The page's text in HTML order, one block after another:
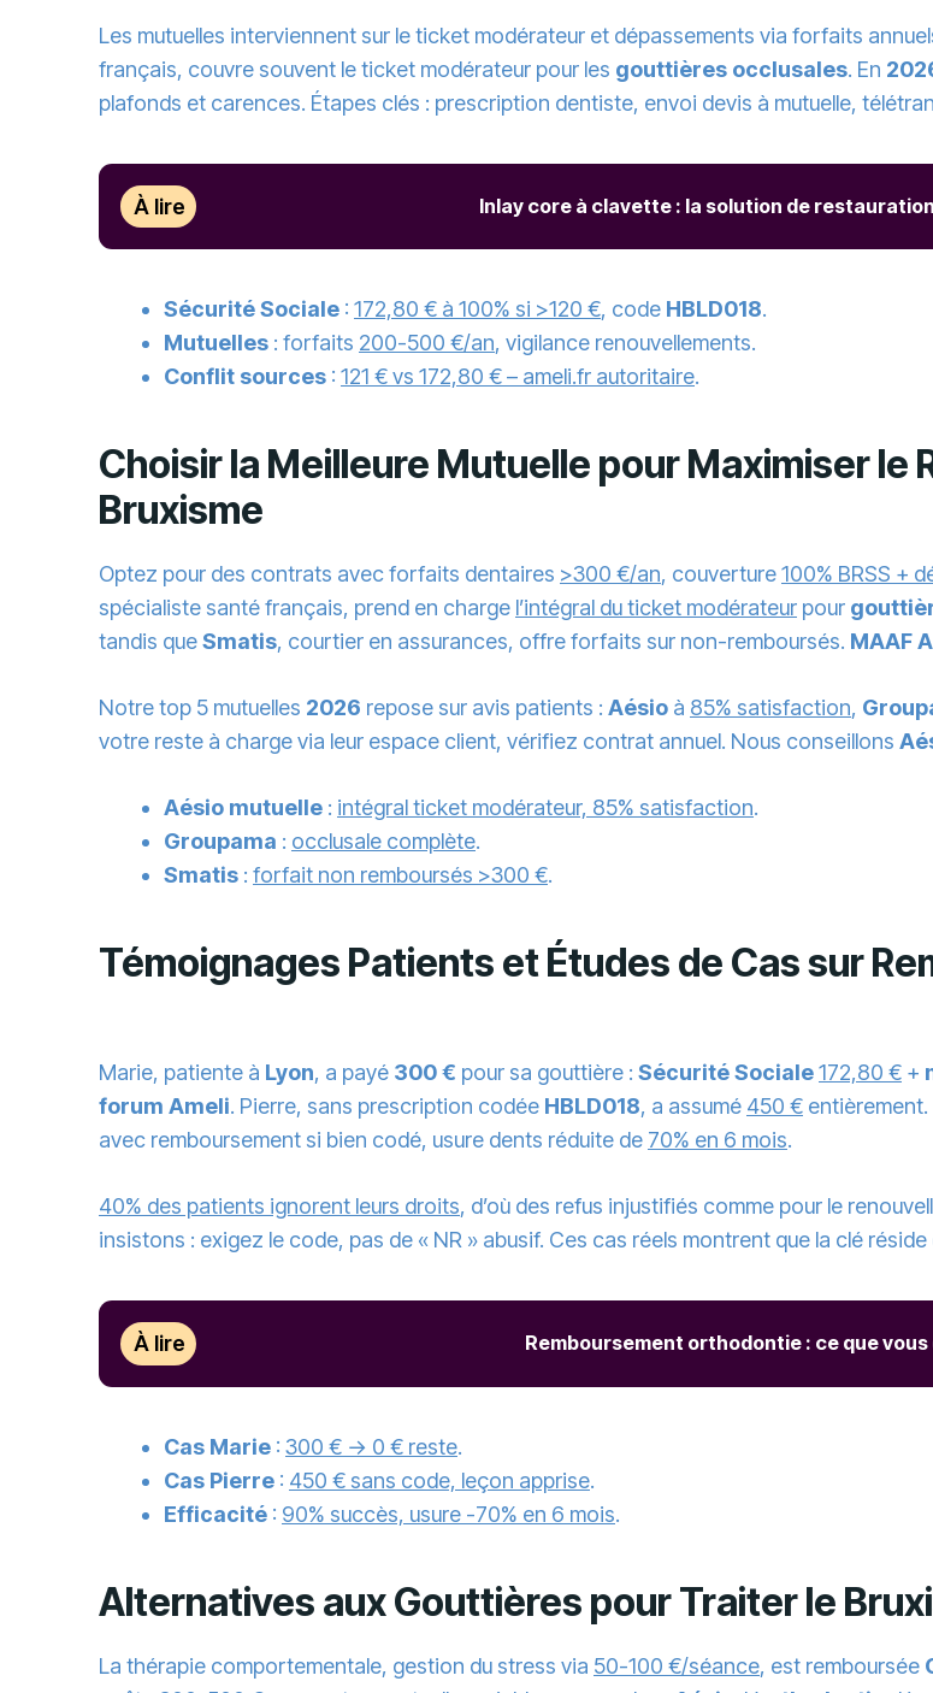
Les mutuelles interviennent sur le ticket modérateur et dépassements via forfaits
français, couvre souvent le ticket modérateur pour les gouttières occlusales. En
plafonds et carences. Étapes clés : prescription dentiste, envoi devis à mutuelle,
À lire Inlay core à clavette : la solution de
Sécurité Sociale : 172,80 € à 100% si >120 €, code HBLD018.
Mutuelles : forfaits 200-500 €/an, vigilance renouvellements.
Conflit sources : 121 € vs 172,80 € – ameli.fr autoritaire.
Choisir la Meilleure Mutuelle pour Maximiser le
Bruxisme
Optez pour des contrats avec forfaits dentaires >300 €/an, couverture100% BRSS +
spécialiste santé français, prend en charge l’intégral du ticket modérateur pour
tandis queSmatis, courtier en assurances, offre forfaits sur non-remboursés. MAAF
Notre top 5 mutuelles 2026 repose sur avis patients : Aésio à 85% satisfaction,
votre reste à charge via leur espace client, vérifiez contrat annuel. Nous conseillons
Aésio mutuelle : intégral ticket modérateur, 85% satisfaction.
Groupama : occlusale complète.
Smatis : forfait non remboursés >300 €.
Témoignages Patients et Études de Cas sur
Marie, patiente à Lyon, a payé 300 € pour sa gouttière : Sécurité Sociale172,80 € +
forum Ameli. Pierre, sans prescription codée HBLD018, a assumé 450 €
avec remboursement si bien codé, usure dents réduite de 70% en 6 mois.
40% des patients ignorent leurs droits, d’où des refus injustifiés comme pour le
insistons : exigez le code, pas de « NR » abusif. Ces cas réels montrent que la clé
À lire Remboursement orthodontie : ce que
Cas Marie : 300 € → 0 € reste.
Cas Pierre : 450 € sans code, leçon apprise.
Efficacité : 90% succès, usure -70% en 6 mois.
Alternatives aux Gouttières pour Traiter le
La thérapie comportementale, gestion du stress via 50-100 €/séance, est remboursée